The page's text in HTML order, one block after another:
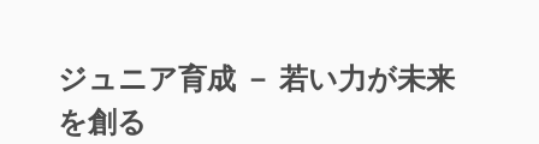
ジュニア育成 － 若い力が未来
を創る